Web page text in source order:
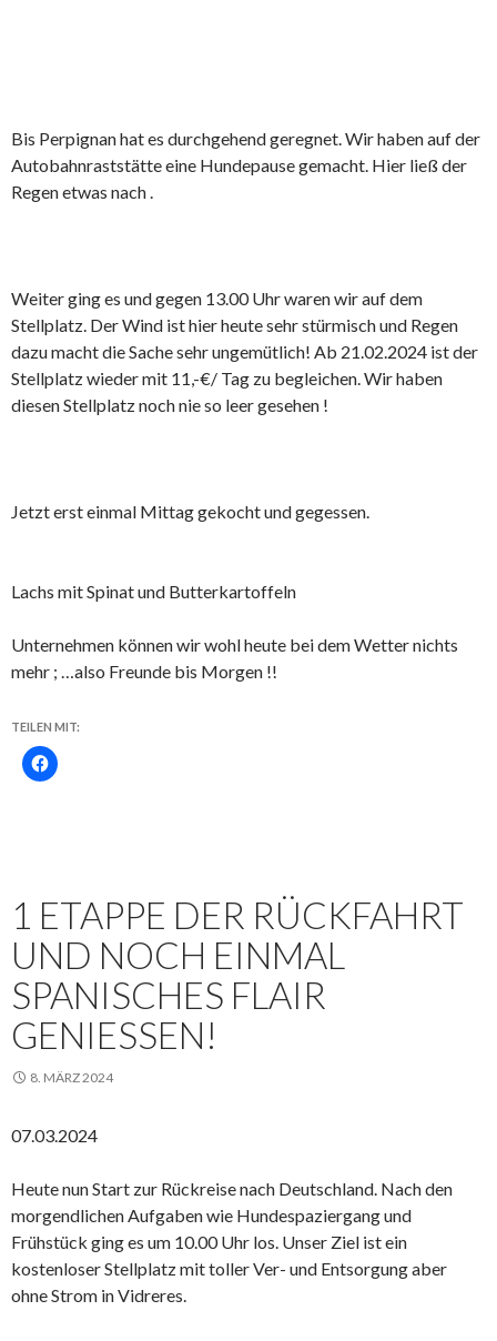
Bis Perpignan hat es durchgehend geregnet. Wir haben auf der
Autobahnraststätte eine Hundepause gemacht. Hier ließ der
Regen etwas nach .
Weiter ging es und gegen 13.00 Uhr waren wir auf dem
Stellplatz. Der Wind ist hier heute sehr stürmisch und Regen
dazu macht die Sache sehr ungemütlich! Ab 21.02.2024 ist der
Stellplatz wieder mit 11,-€/ Tag zu begleichen. Wir haben
diesen Stellplatz noch nie so leer gesehen !
Jetzt erst einmal Mittag gekocht und gegessen.
Lachs mit Spinat und Butterkartoffeln
Unternehmen können wir wohl heute bei dem Wetter nichts
mehr ; …also Freunde bis Morgen !!
TEILEN MIT:
1 ETAPPE DER RÜCKFAHRT
UND NOCH EINMAL
SPANISCHES FLAIR
GENIESSEN!
8. MÄRZ 2024
07.03.2024
Heute nun Start zur Rückreise nach Deutschland. Nach den
morgendlichen Aufgaben wie Hundespaziergang und
Frühstück ging es um 10.00 Uhr los. Unser Ziel ist ein
kostenloser Stellplatz mit toller Ver- und Entsorgung aber
ohne Strom in Vidreres.